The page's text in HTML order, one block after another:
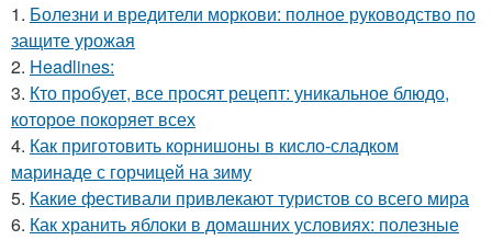
1. Болезни и вредители моркови: полное руководство по
защите урожая
2. Headlines:
3. Кто пробует, все просят рецепт: уникальное блюдо,
которое покоряет всех
4. Как приготовить корнишоны в кисло-сладком
маринаде с горчицей на зиму
5. Какие фестивали привлекают туристов со всего мира
6. Как хранить яблоки в домашних условиях: полезные